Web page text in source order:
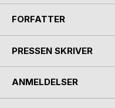
FORFATTER
PRESSEN SKRIVER
ANMELDELSER